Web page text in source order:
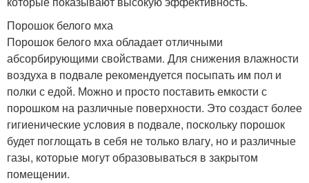
Порошок белого мха
Порошок белого мха обладает отличными
абсорбирующими свойствами. Для снижения влажности
воздуха в подвале рекомендуется посыпать им пол и
полки с едой. Можно и просто поставить емкости с
порошком на различные поверхности. Это создаст более
гигиенические условия в подвале, поскольку порошок
будет поглощать в себя не только влагу, но и различные
газы, которые могут образовываться в закрытом
помещении.